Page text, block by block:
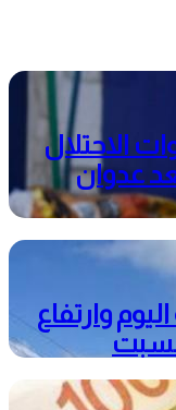
الاحتلال
عدوان
وارتفاع